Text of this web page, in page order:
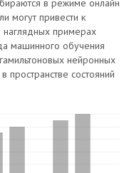
в режиме онлайн
могут привести к
примерах
машинного обучения
нейронных
пространстве состояний